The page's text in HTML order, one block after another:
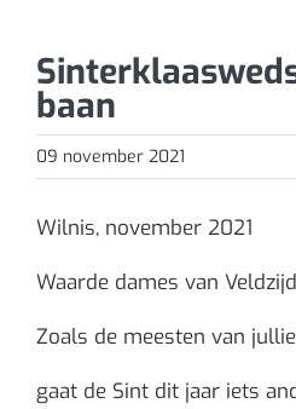
baan
09 november 2021
Wilnis, november 2021
Waarde dames van
Zoals de meesten van
gaat de Sint dit jaar iets